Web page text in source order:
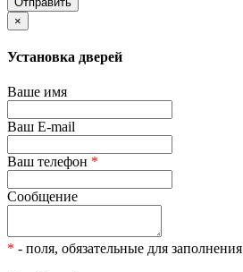
×
Установка дверей
Ваше имя
Ваш E-mail
Ваш телефон *
Сообщение
* - поля, обязательные для заполнения